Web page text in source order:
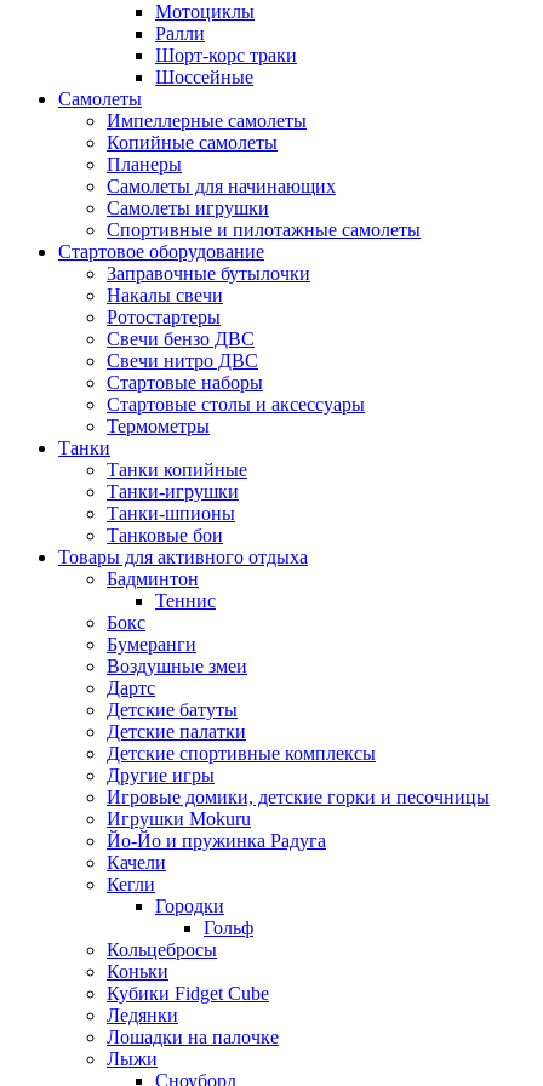
Мотоциклы
Ралли
Шорт-корс траки
Шоссейные
Самолеты
Импеллерные самолеты
Копийные самолеты
Планеры
Самолеты для начинающих
Самолеты игрушки
Спортивные и пилотажные самолеты
Стартовое оборудование
Заправочные бутылочки
Накалы свечи
Ротостартеры
Свечи бензо ДВС
Свечи нитро ДВС
Стартовые наборы
Стартовые столы и аксессуары
Термометры
Танки
Танки копийные
Танки-игрушки
Танки-шпионы
Танковые бои
Товары для активного отдыха
Бадминтон
Теннис
Бокс
Бумеранги
Воздушные змеи
Дартс
Детские батуты
Детские палатки
Детские спортивные комплексы
Другие игры
Игровые домики, детские горки и песочницы
Игрушки Mokuru
Йо-Йо и пружинка Радуга
Качели
Кегли
Городки
Гольф
Кольцебросы
Коньки
Кубики Fidget Cube
Ледянки
Лошадки на палочке
Лыжи
Сноуборд